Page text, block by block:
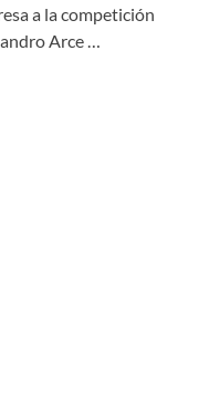
a la competición
Arce …